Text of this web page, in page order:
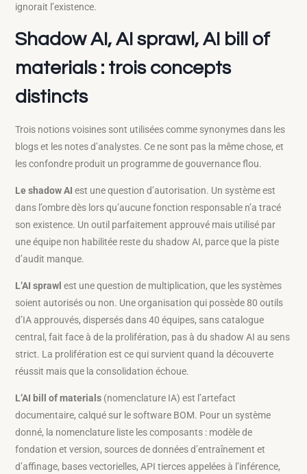
ignorait l’existence.
Shadow AI, AI sprawl, AI bill of
materials : trois concepts
distincts
Trois notions voisines sont utilisées comme synonymes dans les
blogs et les notes d’analystes. Ce ne sont pas la même chose, et
les confondre produit un programme de gouvernance flou.
Le shadow AI est une question d’autorisation. Un système est
dans l’ombre dès lors qu’aucune fonction responsable n’a tracé
son existence. Un outil parfaitement approuvé mais utilisé par
une équipe non habilitée reste du shadow AI, parce que la piste
d’audit manque.
L’AI sprawl est une question de multiplication, que les systèmes
soient autorisés ou non. Une organisation qui possède 80 outils
d’IA approuvés, dispersés dans 40 équipes, sans catalogue
central, fait face à de la prolifération, pas à du shadow AI au sens
strict. La prolifération est ce qui survient quand la découverte
réussit mais que la consolidation échoue.
L’AI bill of materials (nomenclature IA) est l’artefact
documentaire, calqué sur le software BOM. Pour un système
donné, la nomenclature liste les composants : modèle de
fondation et version, sources de données d’entraînement et
d’affinage, bases vectorielles, API tierces appelées à l’inférence,